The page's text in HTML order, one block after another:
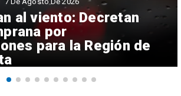
al viento: Decretan
por
para la Región de